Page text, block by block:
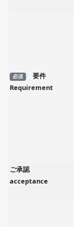
必須
要件
Requirement
ご承認
acceptance